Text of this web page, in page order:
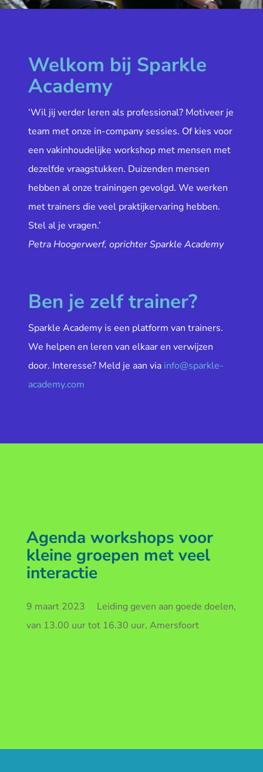
Welkom bij Sparkle
Academy
‘Wil jij verder leren als professional? Motiveer je
team met onze in-company sessies. Of kies voor
een vakinhoudelijke workshop met mensen met
dezelfde vraagstukken. Duizenden mensen
hebben al onze trainingen gevolgd. We werken
met trainers die veel praktijkervaring hebben.
Stel al je vragen.’
Petra Hoogerwerf, oprichter Sparkle Academy
Ben je zelf trainer?
Sparkle Academy is een platform van trainers.
We helpen en leren van elkaar en verwijzen
door. Interesse? Meld je aan via info@sparkle-
academy.com
Agenda workshops voor
kleine groepen met veel
interactie
9 maart 2023 Leiding geven aan goede doelen,
van 13.00 uur tot 16.30 uur, Amersfoort